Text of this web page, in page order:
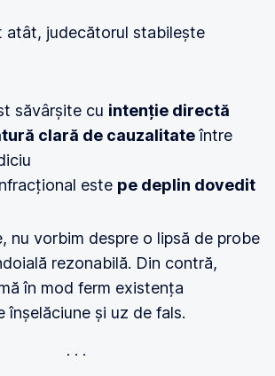
atât, judecătorul stabilește
săvârșite cu intenție directă
clară de cauzalitateîntre
este pe deplin dovedit
nu vorbim despre o lipsă de probe
rezonabilă. Din contră,
în mod ferm existența
înșelăciune și uz de fals.